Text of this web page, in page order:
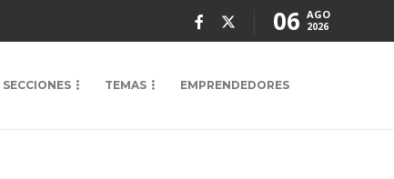
06 AGO
2026
SECCIONES TEMAS EMPRENDEDORES